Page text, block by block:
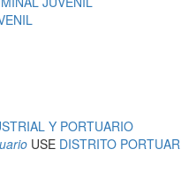
Y PORTUARIO
USE DISTRITO